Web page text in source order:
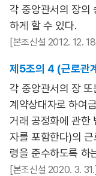
각 중앙관서의 장의
하게 할 수 있다.
[본조신설 2012. 12.
제5조의 4 (근로관
각 중앙관서의 장
계약상대자로 하여
거래 공정화에 관한
자를 포함한다)의 근
령을 준수하도록 하
[본조신설 2020. 3. 31.]